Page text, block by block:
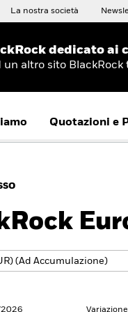
La nostra società
dedicato
un altro sito
Quotazioni e
2026